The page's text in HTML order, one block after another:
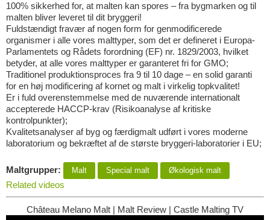
100% sikkerhed for, at malten kan spores – fra bygmarken og til
malten bliver leveret til dit bryggeri!
Fuldstændigt fravær af nogen form for genmodificerede
organismer i alle vores malttyper, som det er defineret i Europa-
Parlamentets og Rådets forordning (EF) nr. 1829/2003, hvilket
betyder, at alle vores malttyper er garanteret fri for GMO;
Traditionel produktionsproces fra 9 til 10 dage – en solid garanti
for en høj modificering af kornet og malt i virkelig topkvalitet!
Er i fuld overenstemmelse med de nuværende internationalt
accepterede HACCP-krav (Risikoanalyse af kritiske
kontrolpunkter);
Kvalitetsanalyser af byg og færdigmalt udført i vores moderne
laboratorium og bekræftet af de største bryggeri-laboratorier i EU;
Maltgrupper: Malt Special malt Økologisk malt
Related videos
Château Melano Malt | Malt Review | Castle Malting TV